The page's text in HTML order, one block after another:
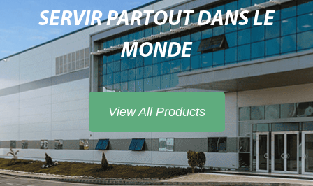
SERVIR PARTOUT DANS LE
MONDE
View All Products